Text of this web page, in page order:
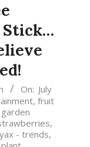
Stick…
On: July
, fruit
garden
,
- trends,